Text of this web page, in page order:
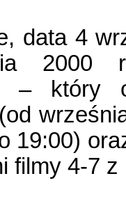
data 4
2000
– który
19:00)
filmy 4-7 z